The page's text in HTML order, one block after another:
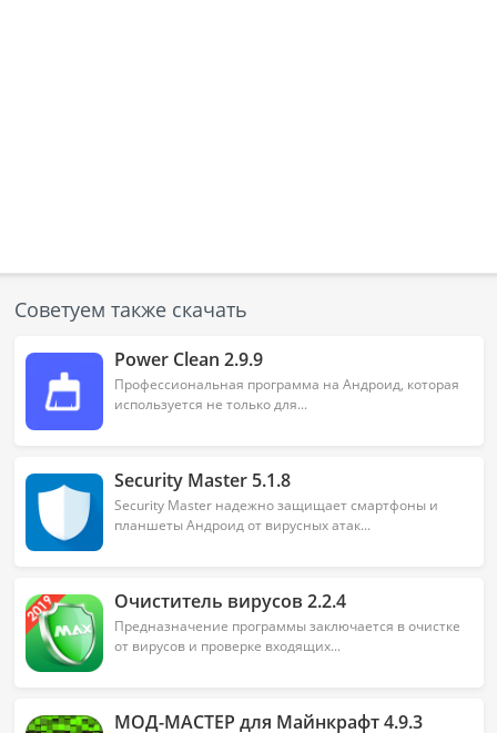
Советуем также скачать
Power Clean 2.9.9
Профессиональная программа на Андроид, которая
используется не только для...
Security Master 5.1.8
Security Master надежно защищает смартфоны и
планшеты Андроид от вирусных атак...
Очиститель вирусов 2.2.4
Предназначение программы заключается в очистке
от вирусов и проверке входящих...
МОД-МАСТЕР для Майнкрафт 4.9.3